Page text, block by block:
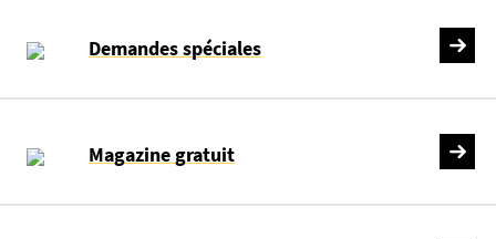
Demandes spéciales
Magazine gratuit